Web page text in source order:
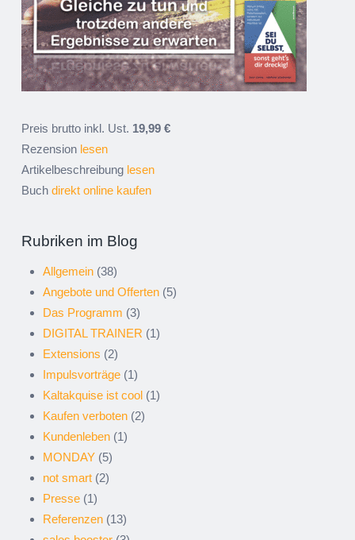
Preis brutto inkl. Ust. 19,99 €
Rezension lesen
Artikelbeschreibung lesen
Buch direkt online kaufen
Rubriken im Blog
Allgemein (38)
Angebote und Offerten (5)
Das Programm (3)
DIGITAL TRAINER (1)
Extensions (2)
Impulsvorträge (1)
Kaltakquise ist cool (1)
Kaufen verboten (2)
Kundenleben (1)
MONDAY (5)
not smart (2)
Presse (1)
Referenzen (13)